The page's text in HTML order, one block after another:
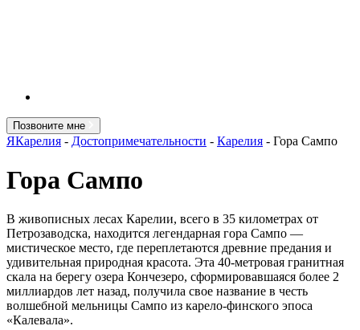
Позвоните мне
ЯКарелия - Достопримечательности - Карелия - Гора Сампо
Гора Сампо
В живописных лесах Карелии, всего в 35 километрах от
Петрозаводска, находится легендарная гора Сампо —
мистическое место, где переплетаются древние предания и
удивительная природная красота. Эта 40-метровая гранитная
скала на берегу озера Кончезеро, сформировавшаяся более 2
миллиардов лет назад, получила свое название в честь
волшебной мельницы Сампо из карело-финского эпоса
«Калевала».